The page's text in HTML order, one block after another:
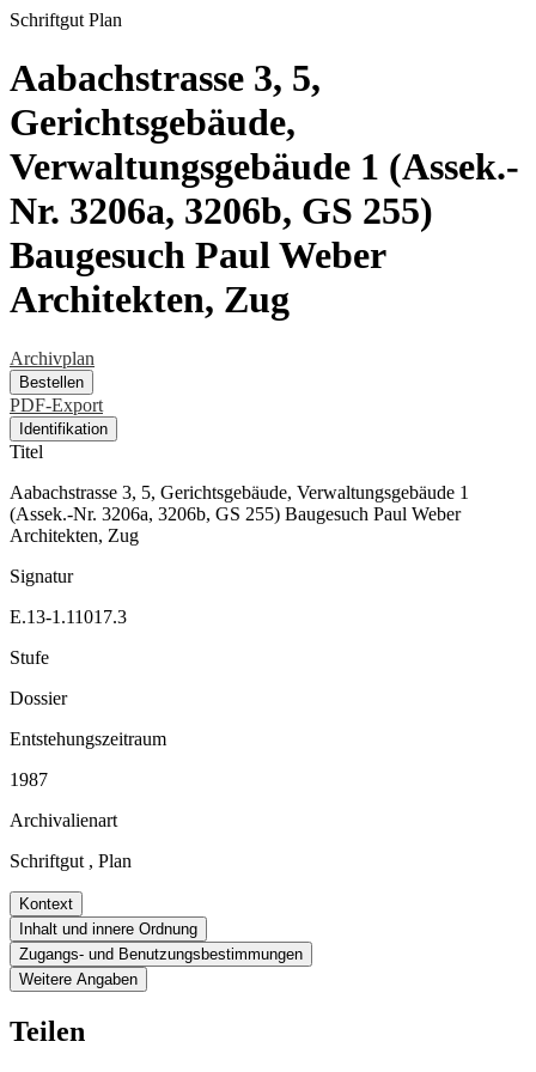
Schriftgut Plan
Aabachstrasse 3, 5,
Gerichtsgebäude,
Verwaltungsgebäude 1 (Assek.-
Nr. 3206a, 3206b, GS 255)
Baugesuch Paul Weber
Architekten, Zug
Archivplan
Bestellen
PDF-Export
Identifikation
Titel
Aabachstrasse 3, 5, Gerichtsgebäude, Verwaltungsgebäude 1
(Assek.-Nr. 3206a, 3206b, GS 255) Baugesuch Paul Weber
Architekten, Zug
Signatur
E.13-1.11017.3
Stufe
Dossier
Entstehungszeitraum
1987
Archivalienart
Schriftgut , Plan
Kontext
Inhalt und innere Ordnung
Zugangs- und Benutzungsbestimmungen
Weitere Angaben
Teilen